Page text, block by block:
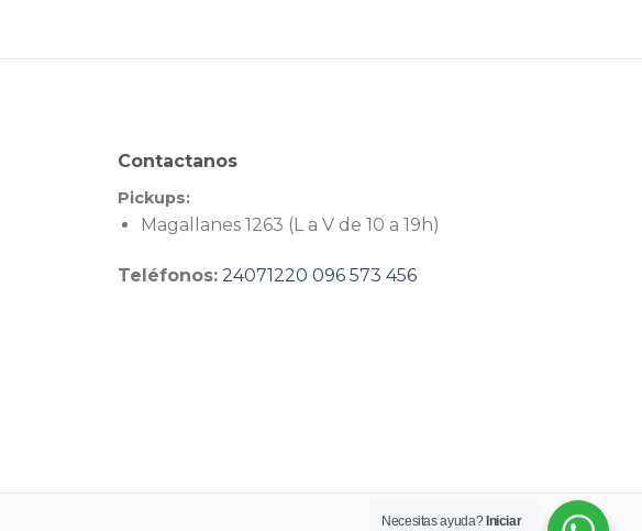
Contactanos
Pickups:
Magallanes 1263 (L a V de 10 a 19h)
Teléfonos: 24071220 096 573 456
Necesitas ayuda? Iniciar